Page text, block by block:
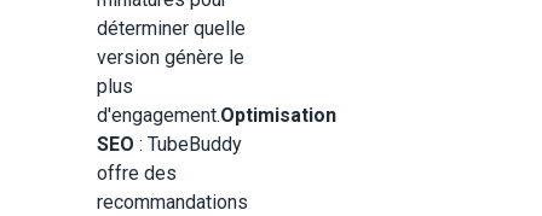
déterminer quelle
version génère le
plus
d'engagement.Optimisation
SEO : TubeBuddy
offre des
recommandations